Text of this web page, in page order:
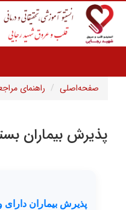
صفحه‌اصلی
راهنمای
پذیرش بیماران
پذیرش بیماران